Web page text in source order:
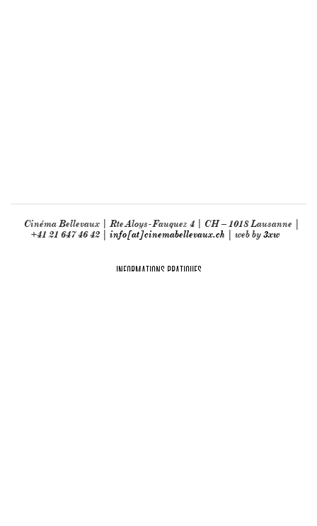
Cinéma Bellevaux | Rte Aloys-Fauquez 4 | CH – 1018 Lausanne |
+41 21 647 46 42 | info[at]cinemabellevaux.ch | web by3xw
INFORMATIONS PRATIQUES